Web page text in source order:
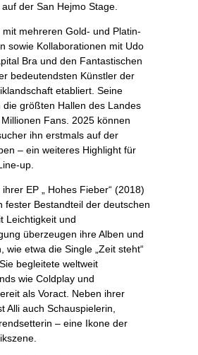
der San Hejmo Stage.
mehreren Gold- und Platin-
sowie Kollaborationen mit Udo
Bra und den Fantastischen
bedeutendsten Künstler der
etabliert. Seine
die größten Hallen des Landes
Fans. 2025 können
ihn erstmals auf der
– ein weiteres Highlight für
up.
EP „ Hohes Fieber“ (2018)
fester Bestandteil der deutschen
Leichtigkeit und
überzeugen ihre Alben und
wie etwa die Single „Zeit steht“
begleitete weltweit
wie Coldplay und
als Voract. Neben ihrer
Alli auch Schauspielerin,
– eine Ikone der